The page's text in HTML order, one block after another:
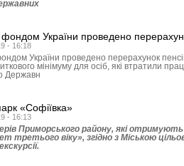
України проведено
- 16:18
України проведено перерахунок
мінімуму для осіб, які втратили
Державн
«Софіївка»
- 16:13
Приморського району, які отримують
третього віку», згідно з Міською